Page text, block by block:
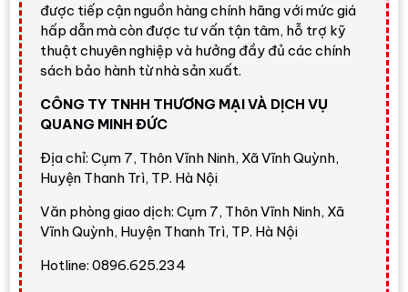
tốt cho xem phim, truyền hình, thể thao và chơi
game phổ thông. Nếu bạn cần game chuyên sâu
hoặc chuyển động cao cấp hơn, nên cân nhắc các
dòng Samsung QLED/Neo QLED có tần số quét
cao hơn.
Thiết kế AirSlim mỏng đẹp, hợp
không gian hiện đại
Samsung QA55Q60Dsở hữu thiết kế AirSlimvới thân
máy mỏng, viền
3 Bezel-less
và mặt trước màu đen tối
giản. Thiết kế này giúp tivi dễ hòa hợp với nhiều kiểu nội
thất, từ phòng khách gia đình, căn hộ chung cư đến
được tiếp cận nguồn hàng chính hãng với mức giá
hấp dẫn mà còn được tư vấn tận tâm, hỗ trợ kỹ
thuật chuyên nghiệp và hưởng đầy đủ các chính
sách bảo hành từ nhà sản xuất.
CÔNG TY TNHH THƯƠNG MẠI VÀ DỊCH VỤ
QUANG MINH ĐỨC
Địa chỉ: Cụm 7, Thôn Vĩnh Ninh, Xã Vĩnh Quỳnh,
Huyện Thanh Trì, TP. Hà Nội
Văn phòng giao dịch: Cụm 7, Thôn Vĩnh Ninh, Xã
Vĩnh Quỳnh, Huyện Thanh Trì, TP. Hà Nội
Hotline: 0896.625.234